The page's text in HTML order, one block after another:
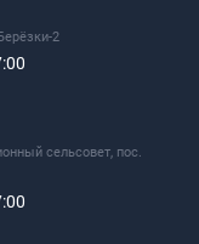
2
сельсовет, пос.